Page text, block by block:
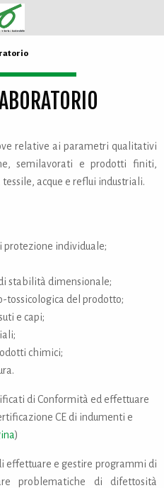
relative ai parametri qualitativi
semilavorati e prodotti finiti,
acque e reflui industriali.
protezione individuale;
stabilità dimensionale;
tossicologica del prodotto;
e capi;
chimici;
di Conformità ed effettuare
CE di indumenti e
)
effettuare e gestire programmi di
problematiche di difettosità